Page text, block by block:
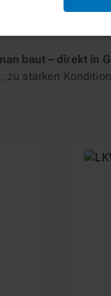
baut – direkt in
zu starken